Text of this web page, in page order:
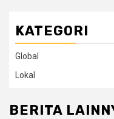
KATEGORI
Global
Lokal
BERITA